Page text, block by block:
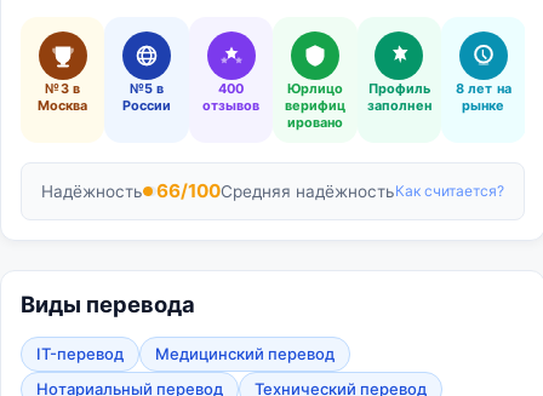
№3 в
Москва
№5 в
России
400
отзывов
Юрлицо
верифиц
ировано
Профиль
заполнен
8 лет на
рынке
Надёжность 66/100Средняя надёжностьКак считается?
Виды перевода
IT-перевод
Медицинский перевод
Нотариальный перевод
Технический перевод